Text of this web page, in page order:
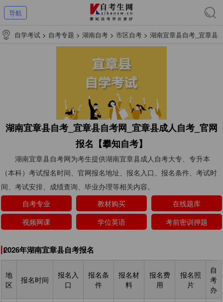
导航
自学考试 > 自考专题 > 湖南自考 > 市区自考 > 湖南宜章县自考_宜章县
湖南宜章县自考_宜章县自考网_宜章县成人自考_官网
报名【攀知自考】
湖南宜章县自考网为考生提供湖南宜章县成人自考大专、专升本
（本科）考试报名时间、官网报名地址、报名入口、报名条件、考试时
间、考试安排、成绩查询、毕业办理等相关内容。
自考专业
教材购买
在线题库
视频网课
学位英语 考前密训押题
2026年湖南宜章县自考报名
地
区
报名时间
报名入
口
报名条
件
报名材
料
报名费
用
报名照
片
自
考
办